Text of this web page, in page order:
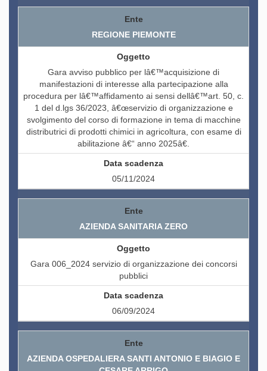
REGIONE PIEMONTE
Gara avviso pubblico per lâ€™acquisizione di
manifestazioni di interesse alla partecipazione alla
procedura per lâ€™affidamento ai sensi dellâ€™art. 50, c.
1 del d.lgs 36/2023, â€œservizio di organizzazione e
svolgimento del corso di formazione in tema di macchine
distributrici di prodotti chimici in agricoltura, con esame di
abilitazione â€“ anno 2025â€.
05/11/2024
AZIENDA SANITARIA ZERO
Gara 006_2024 servizio di organizzazione dei concorsi
pubblici
06/09/2024
AZIENDA OSPEDALIERA SANTI ANTONIO E BIAGIO E